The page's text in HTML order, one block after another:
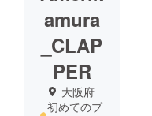
amura
_CLAP
PER
大阪府
初めてのプ